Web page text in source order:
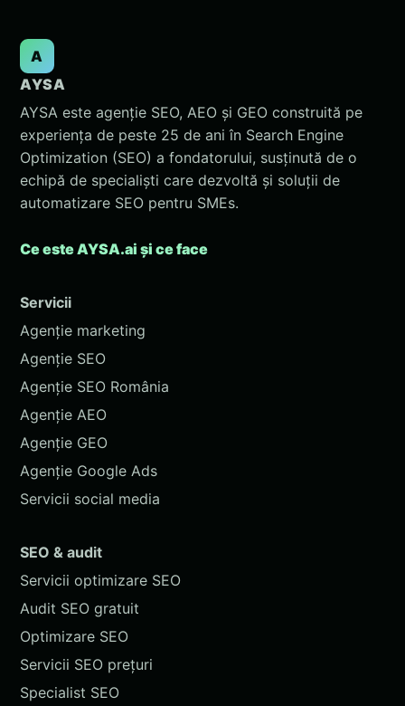
A
AYSA
AYSA este agenție SEO, AEO și GEO construită pe
experiența de peste 25 de ani în Search Engine
Optimization (SEO) a fondatorului, susținută de o
echipă de specialiști care dezvoltă și soluții de
automatizare SEO pentru SMEs.
Ce este AYSA.ai și ce face
Servicii
Agenție marketing
Agenție SEO
Agenție SEO România
Agenție AEO
Agenție GEO
Agenție Google Ads
Servicii social media
SEO & audit
Servicii optimizare SEO
Audit SEO gratuit
Optimizare SEO
Servicii SEO prețuri
Specialist SEO